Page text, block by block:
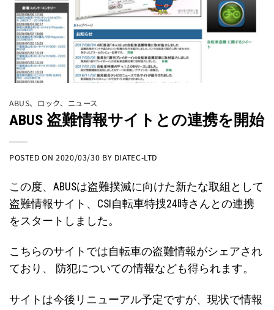
ABUS、 ロック、 ニュース
ABUS 盗難情報サイトとの連携を開始
POSTED ON2020/03/30 BY DIATEC-LTD
この度、ABUSは盗難撲滅に向けた新たな取組として
盗難情報サイト、CSI自転車特捜24時さんとの連携
をスタートしました。
こちらのサイトでは自転車の盗難情報がシェアされ
ており、 防犯についての情報なども得られます。
サイトは今後リニューアル予定ですが、現状で情報